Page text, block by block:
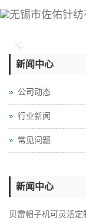
Previous
新闻中心
公司动态
行业新闻
常见问题
新闻中心
贝雷帽子机可灵活